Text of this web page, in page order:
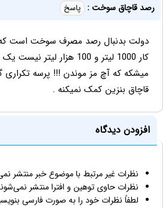
رصد قاچاق سوخت : پاسخ
دولت بدنبال رصد مصرف سوخت است
کار 1000 لیتر و 100 هزار
میشکه که آچ مز موندن !!! پرسه
قاچاق بنزین کمک نمیکنه .
افزودن دیدگاه
نظرات غیر مرتبط با موضوع خبر منتشر
نظرات حاوی توهین و افترا منتشر
لطفاً نظرات خود را به صورت فارسی